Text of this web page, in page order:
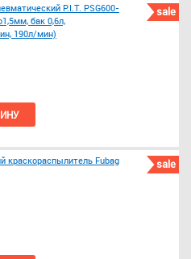
sale
P.I.T. PSG600-
бак 0,6л,
190л/мин)
sale
краскораспылитель Fubag